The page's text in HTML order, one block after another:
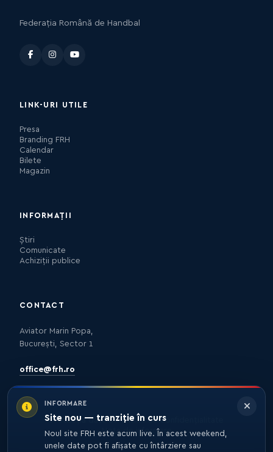
INFORMARE
Site nou — tranziție în curs
Noul site FRH este acum live. În acest weekend,
unele date pot fi afișate cu întârziere sau
Federația Română de Handbal
LINK-URI UTILE
Presa
Branding FRH
Calendar
Bilete
Magazin
INFORMAȚII
Știri
Comunicate
Achiziții publice
CONTACT
Aviator Marin Popa,
București, Sector 1
office@frh.ro
Protecția datelorPolitica de confidențialitate
Nota de informare